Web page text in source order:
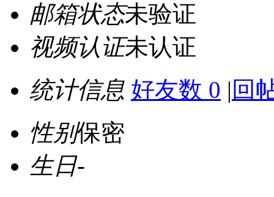
邮箱状态未验证
视频认证未认证
统计信息 好友数 0 | 回
性别保密
生日-